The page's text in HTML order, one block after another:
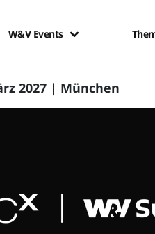
W&V Events
2027 | München